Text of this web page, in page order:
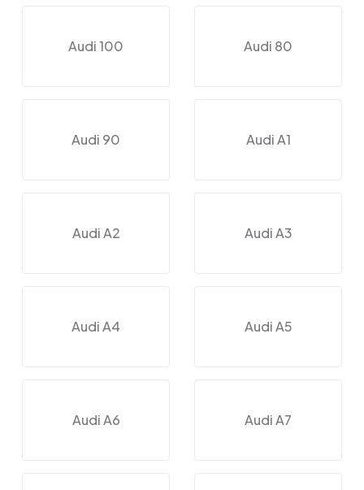
Audi 100 Audi 80
Audi 90 Audi A1
Audi A2 Audi A3
Audi A4 Audi A5
Audi A6 Audi A7